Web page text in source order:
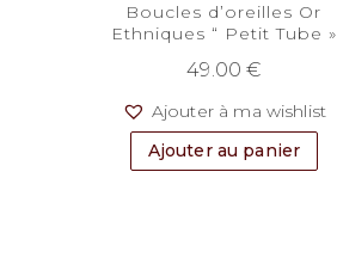
Boucles d’oreilles Or
Ethniques “ Petit Tube »
49.00€
Ajouter à ma wishlist
Ajouter au panier